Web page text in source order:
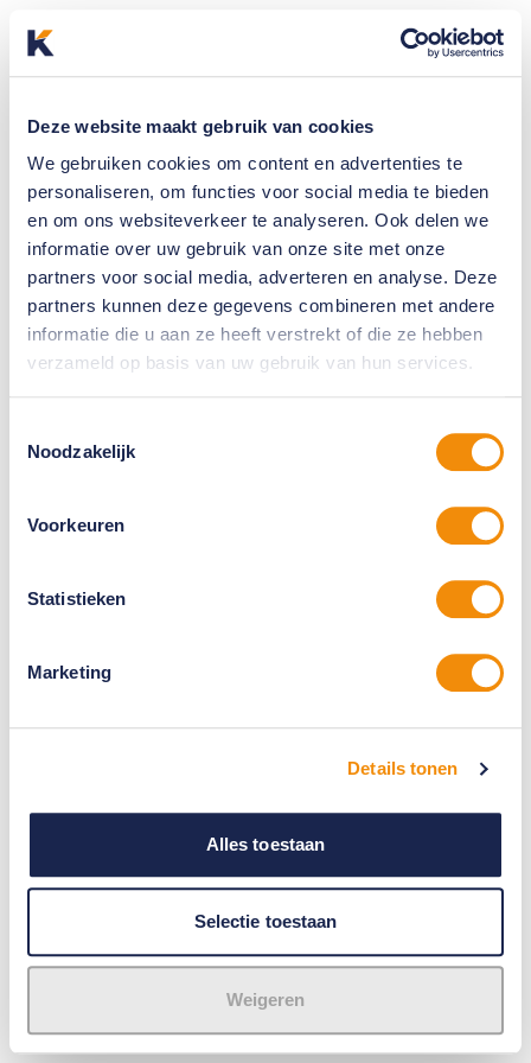
Deze website maakt gebruik van cookies
We gebruiken cookies om content en advertenties te
personaliseren, om functies voor social media te bieden
en om ons websiteverkeer te analyseren. Ook delen we
informatie over uw gebruik van onze site met onze
partners voor social media, adverteren en analyse. Deze
partners kunnen deze gegevens combineren met andere
informatie die u aan ze heeft verstrekt of die ze hebben
verzameld op basis van uw gebruik van hun services.
Noodzakelijk
Voorkeuren
Statistieken
Marketing
Details tonen
Alles toestaan
Selectie toestaan
Weigeren